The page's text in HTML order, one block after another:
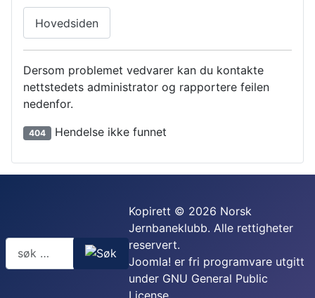
Hovedsiden
Dersom problemet vedvarer kan du kontakte
nettstedets administrator og rapportere feilen
nedenfor.
404 Hendelse ikke funnet
Kopirett © 2026 Norsk
Jernbaneklubb. Alle rettigheter
reservert.
Joomla! er fri programvare utgitt
under GNU General Public